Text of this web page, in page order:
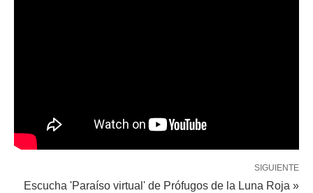
SIGUIENTE
Escucha 'Paraíso virtual' de Prófugos de la Luna Roja »